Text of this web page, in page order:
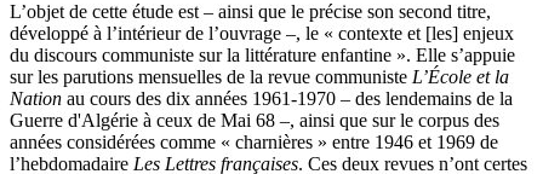
L’objet de cette étude est – ainsi que le précise son second titre,
développé à l’intérieur de l’ouvrage –, le « contexte et [les] enjeux
du discours communiste sur la littérature enfantine ». Elle s’appuie
sur les parutions mensuelles de la revue communiste L’École et la
Nation au cours des dix années 1961-1970 – des lendemains de la
Guerre d'Algérie à ceux de Mai 68 –, ainsi que sur le corpus des
années considérées comme « charnières » entre 1946 et 1969 de
l’hebdomadaire Les Lettres françaises. Ces deux revues n’ont certes